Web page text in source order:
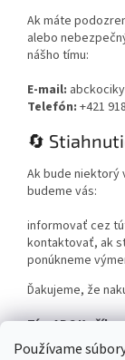
Používame
Ak máte
alebo
nášho tímu:
E-mail:
Telefón: +421
🔄
Ak bude
budeme vás:
informovať cez
kontaktovať, ak
ponúkneme
Ďakujeme, že
Tím ABC Kočíky
www.abckociky.sk